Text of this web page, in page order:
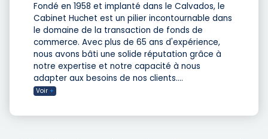
Fondé en 1958 et implanté dans le Calvados, le
Cabinet Huchet est un pilier incontournable dans
le domaine de la transaction de fonds de
commerce. Avec plus de 65 ans d'expérience,
nous avons bâti une solide réputation grâce à
notre expertise et notre capacité à nous
adapter aux besoins de nos clients....
Voir +